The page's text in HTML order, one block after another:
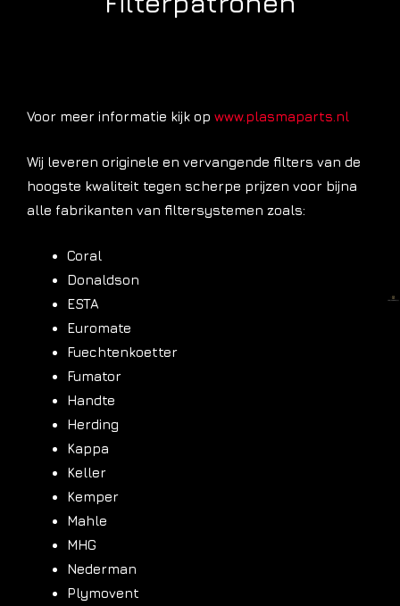
Voor meer informatie kijk op www.plasmaparts.nl
Wij leveren originele en vervangende filters van de
hoogste kwaliteit tegen scherpe prijzen voor bijna
alle fabrikanten van filtersystemen zoals:
Coral
Donaldson
ESTA
Euromate
Fuechtenkoetter
Fumator
Handte
Herding
Kappa
Keller
Kemper
Mahle
MHG
Nederman
Plymovent